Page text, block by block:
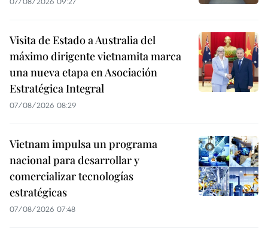
Visita de Estado a Australia del
máximo dirigente vietnamita marca
una nueva etapa en Asociación
Estratégica Integral
07/08/2026 08:29
Vietnam impulsa un programa
nacional para desarrollar y
comercializar tecnologías
estratégicas
07/08/2026 07:48